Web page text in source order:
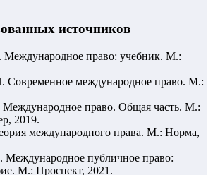
источников
право: учебник. М.:
международное право. М.:
право. Общая часть. М.:
2019.
международного права. М.: Норма,
публичное право:
М.: Проспект, 2021.